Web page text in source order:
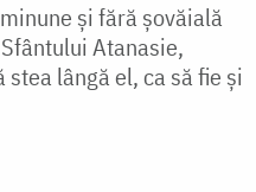
şi fără şovăială
Atanasie,
lângă el, ca să fie şi